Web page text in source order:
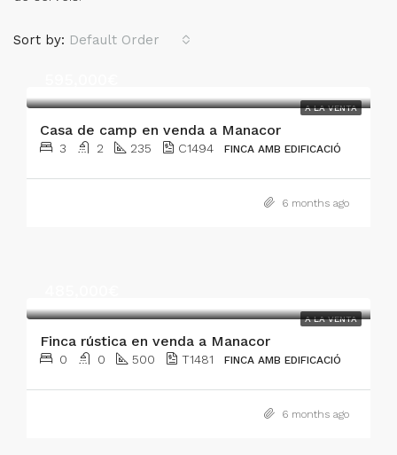
Sort by: Default Order
A LA VENTA
Casa de camp en venda a Manacor
3 2 235 C1494 FINCA AMB EDIFICACIÓ
6 months ago
A LA VENTA
Finca rústica en venda a Manacor
0 0 500 T1481 FINCA AMB EDIFICACIÓ
6 months ago